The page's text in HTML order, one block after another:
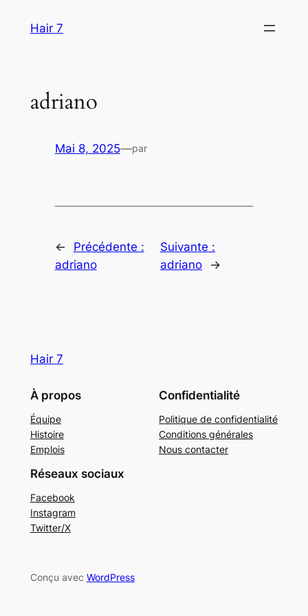
Hair 7
adriano
Mai 8, 2025—par
←
Précédente :
adriano
Suivante :
adriano
→
Hair 7
À propos
Équipe
Histoire
Emplois
Confidentialité
Politique de confidentialité
Conditions générales
Nous contacter
Réseaux sociaux
Facebook
Instagram
Twitter/X
Conçu avec WordPress